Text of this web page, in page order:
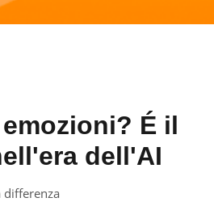
É il
dell'AI